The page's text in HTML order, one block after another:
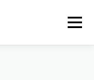
메뉴